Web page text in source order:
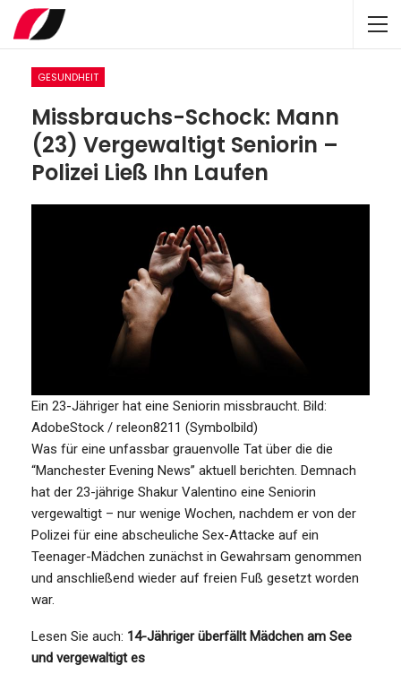
GESUNDHEIT
Missbrauchs-Schock: Mann
(23) Vergewaltigt Seniorin –
Polizei Ließ Ihn Laufen
Ein 23-Jähriger hat eine Seniorin missbraucht. Bild:
AdobeStock / releon8211 (Symbolbild)
Was für eine unfassbar grauenvolle Tat über die die
“Manchester Evening News” aktuell berichten. Demnach
hat der 23-jährige Shakur Valentino eine Seniorin
vergewaltigt – nur wenige Wochen, nachdem er von der
Polizei für eine abscheuliche Sex-Attacke auf ein
Teenager-Mädchen zunächst in Gewahrsam genommen
und anschließend wieder auf freien Fuß gesetzt worden
war.
Lesen Sie auch: 14-Jähriger überfällt Mädchen am See
und vergewaltigt es